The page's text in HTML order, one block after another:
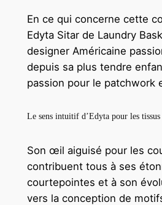
T
w
i
n
k
e
2
5
c
m
En ce qui concerne cette
Edyta Sitar de Laundry
designer Américaine
depuis sa plus tendre
passion pour le patchwork
Le sens intuitif d’Edyta pour les tissus
Son œil aiguisé pour les
contribuent tous à ses
courtepointes et à son
vers la conception de